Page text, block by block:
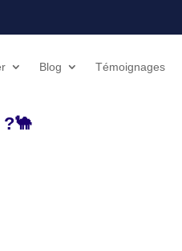
Blog Témoignages